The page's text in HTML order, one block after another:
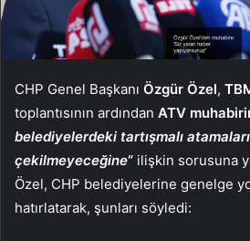
CHP Genel Başkanı Özgür Özel,
toplantısının ardından ATV
belediyelerdeki tartışmalı
çekilmeyeceğine“ ilişkin sorusuna
Özel, CHP belediyelerine genelge
hatırlatarak, şunları söyledi: